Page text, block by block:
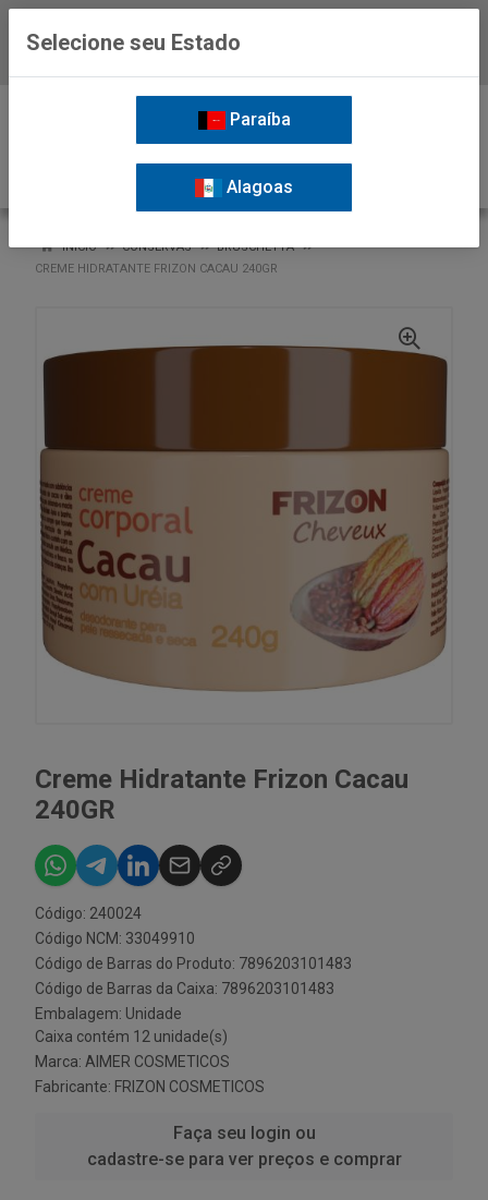
INÍCIO CONSERVAS
BRUSCHETTA
CREME HIDRATANTE FRIZON CACAU 240GR
Creme Hidratante Frizon Cacau
240GR
Código: 240024
Código NCM: 33049910
Código de Barras do Produto: 7896203101483
Código de Barras da Caixa: 7896203101483
Embalagem: Unidade
Caixa contém 12 unidade(s)
Marca: AIMER COSMETICOS
Fabricante: FRIZON COSMETICOS
Faça seu login ou
cadastre-se para ver preços e comprar
Selecione seu Estado
Paraíba
Alagoas